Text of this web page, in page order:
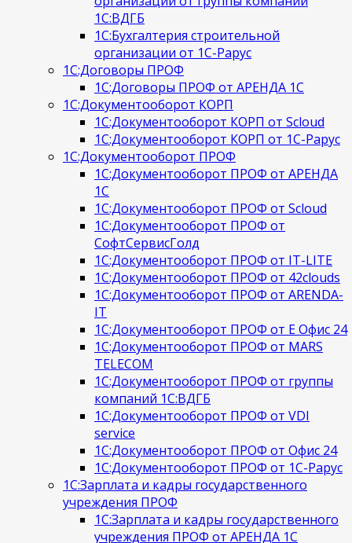
1С:ВДГБ
1С:Бухгалтерия строительной
организации от 1С-Рарус
1С:Договоры ПРОФ
1С:Договоры ПРОФ от АРЕНДА 1С
1С:Документооборот КОРП
1С:Документооборот КОРП от Scloud
1С:Документооборот КОРП от 1С-Рарус
1С:Документооборот ПРОФ
1С:Документооборот ПРОФ от АРЕНДА
1С
1С:Документооборот ПРОФ от Scloud
1С:Документооборот ПРОФ от
СофтСервисГолд
1С:Документооборот ПРОФ от IT-LITE
1С:Документооборот ПРОФ от 42clouds
1С:Документооборот ПРОФ от ARENDA-
IT
1С:Документооборот ПРОФ от Е Офис 24
1С:Документооборот ПРОФ от MARS
TELECOM
1С:Документооборот ПРОФ от группы
компаний 1С:ВДГБ
1С:Документооборот ПРОФ от VDI
service
1С:Документооборот ПРОФ от Офис 24
1С:Документооборот ПРОФ от 1С-Рарус
1С:Зарплата и кадры государственного
учреждения ПРОФ
1С:Зарплата и кадры государственного
учреждения ПРОФ от АРЕНДА 1С